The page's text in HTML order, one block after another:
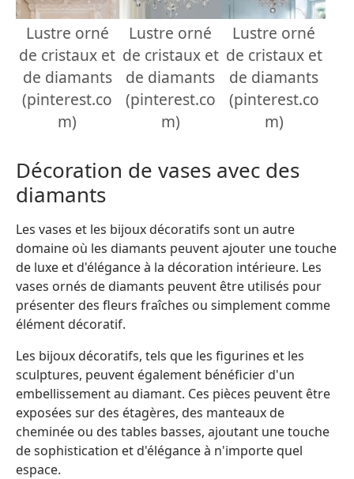
Lustre orné
de cristaux et
de diamants
(pinterest.co
m)
Lustre orné
de cristaux et
de diamants
(pinterest.co
m)
Lustre orné
de cristaux et
de diamants
(pinterest.co
m)
Décoration de vases avec des
diamants
Les vases et les bijoux décoratifs sont un autre
domaine où les diamants peuvent ajouter une touche
de luxe et d'élégance à la décoration intérieure. Les
vases ornés de diamants peuvent être utilisés pour
présenter des fleurs fraîches ou simplement comme
élément décoratif.
Les bijoux décoratifs, tels que les figurines et les
sculptures, peuvent également bénéficier d'un
embellissement au diamant. Ces pièces peuvent être
exposées sur des étagères, des manteaux de
cheminée ou des tables basses, ajoutant une touche
de sophistication et d'élégance à n'importe quel
espace.